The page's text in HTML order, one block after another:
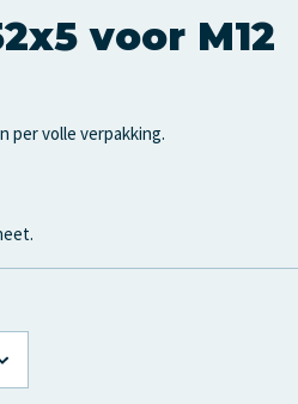
voor M12
per volle verpakking.